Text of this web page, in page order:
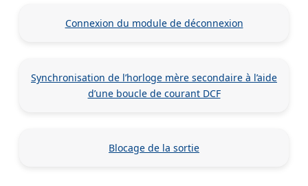
Connexion du module de déconnexion
Synchronisation de l’horloge mère secondaire à l’aide
d’une boucle de courant DCF
Blocage de la sortie